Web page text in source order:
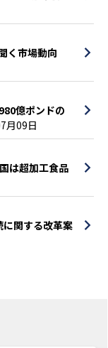
く市場動向
億ポンドの
月09日
は超加工食品
関する改革案